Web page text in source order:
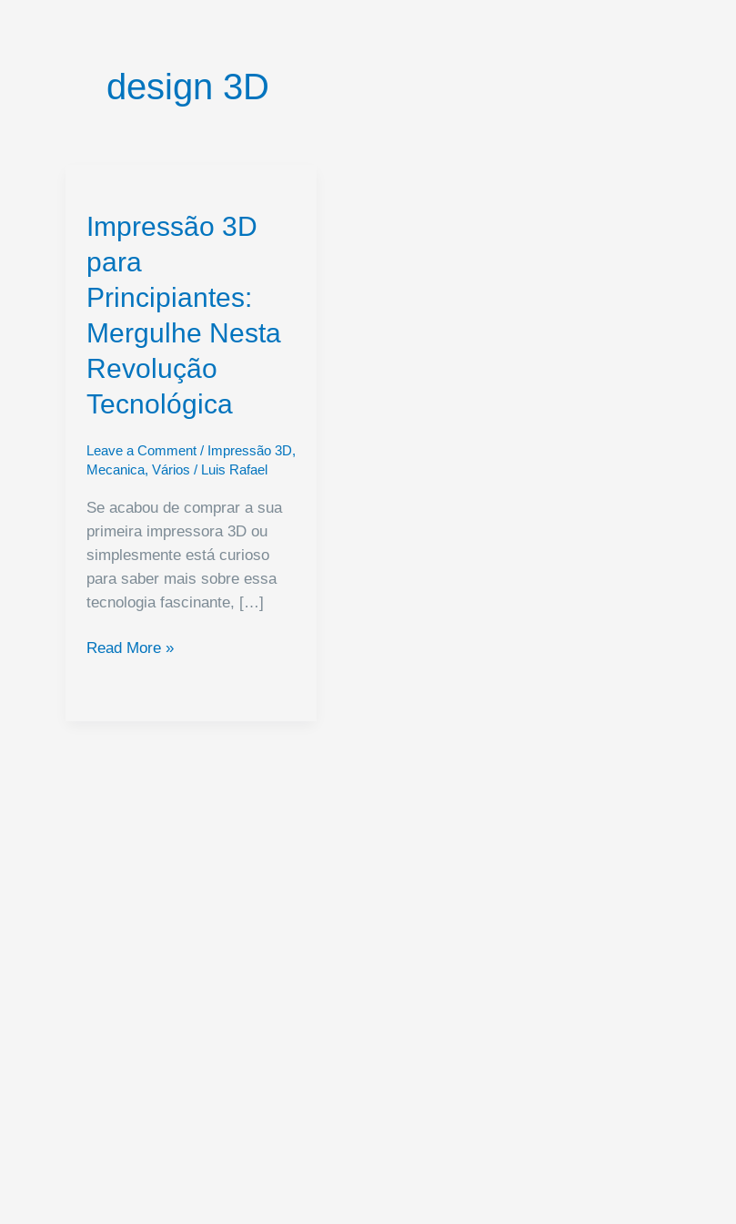
design 3D
Impressão 3D
para
Principiantes:
Mergulhe Nesta
Revolução
Tecnológica
Leave a Comment / Impressão 3D,
Mecanica, Vários / Luis Rafael
Se acabou de comprar a sua
primeira impressora 3D ou
simplesmente está curioso
para saber mais sobre essa
tecnologia fascinante, […]
Impressão
Read More »